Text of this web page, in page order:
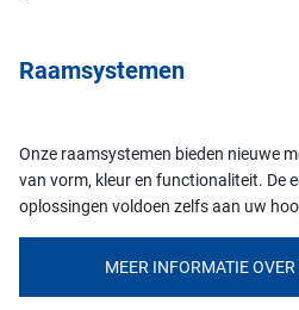
Raamsystemen
Onze raamsystemen bieden nieuwe
van vorm, kleur en functionaliteit. De
oplossingen voldoen zelfs aan uw
MEER INFORMATIE